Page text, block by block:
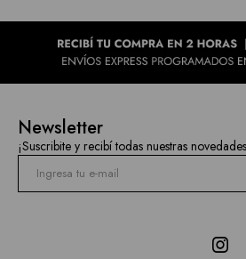
Newsletter
¡Suscribite y recibí todas nuestras
